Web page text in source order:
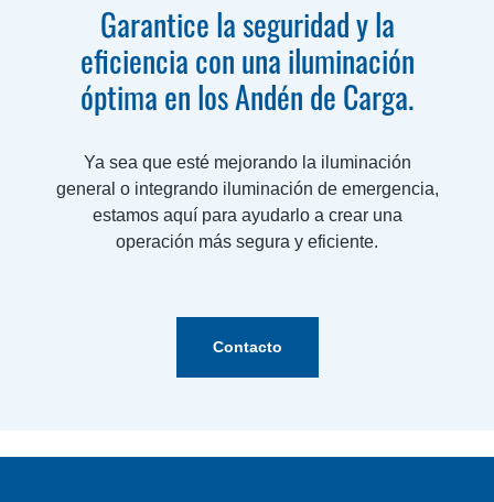
Garantice la seguridad y la
eficiencia con una iluminación
óptima en los Andén de Carga.
Ya sea que esté mejorando la iluminación
general o integrando iluminación de emergencia,
estamos aquí para ayudarlo a crear una
operación más segura y eficiente.
Contacto